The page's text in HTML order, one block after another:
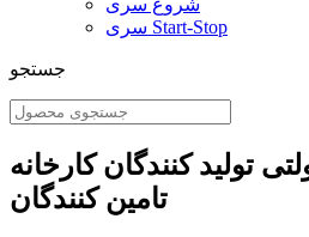
شروع سری
سری Start-Stop
جستجو
تجهیزات ۱۲ ولتی تولید کنندگان کارخانه
تامین کنندگان